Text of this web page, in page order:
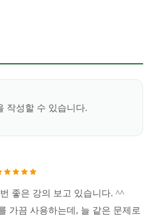
작성할 수 있습니다.
좋은 강의 보고 있습니다. ^^
가끔 사용하는데, 늘 같은 문제로